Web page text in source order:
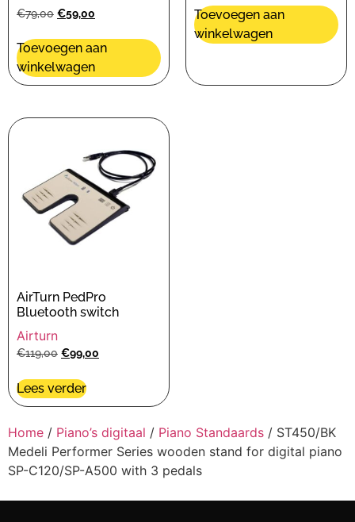
€79,00 €59,00
Toevoegen aan
winkelwagen
Toevoegen aan
winkelwagen
AirTurn PedPro
Bluetooth switch
Airturn
€119,00 €99,00
Lees verder
Home / Piano’s digitaal / Piano Standaards / ST450/BK
Medeli Performer Series wooden stand for digital piano
SP-C120/SP-A500 with 3 pedals